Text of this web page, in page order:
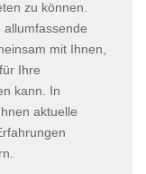
zu können.
mit Ihnen,
Ihre
kann. In
aktuelle